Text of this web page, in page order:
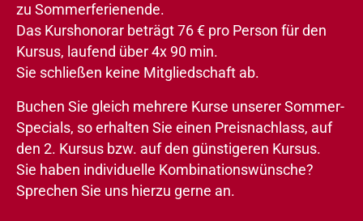
zu Sommerferienende.
Das Kurshonorar beträgt 76 € pro Person für den
Kursus, laufend über 4x 90 min.
Sie schließen keine Mitgliedschaft ab.
Buchen Sie gleich mehrere Kurse unserer Sommer-
Specials, so erhalten Sie einen Preisnachlass, auf
den 2. Kursus bzw. auf den günstigeren Kursus.
Sie haben individuelle Kombinationswünsche?
Sprechen Sie uns hierzu gerne an.